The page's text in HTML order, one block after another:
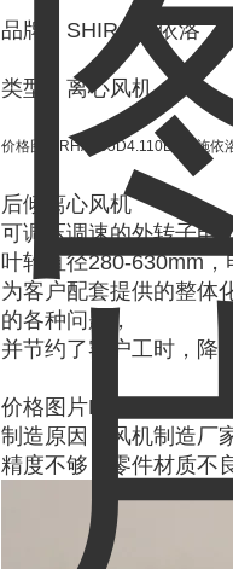
品牌：SHIRO施依洛
类型：离心风机
价格图片RHA355D4.110B-2B施依
后倾离心风机
可调压调速的外转子电
叶轮直径280-630mm
为客户配套提供的整体
的各种问题，
并节约了客户工时，降
价格图片
制造原因：风机制造厂
精度不够；零件材质不